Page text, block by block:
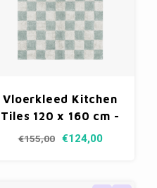
Vloerkleed Kitchen
Tiles 120 x 160 cm -
Blue Sage
€155,00 €124,00